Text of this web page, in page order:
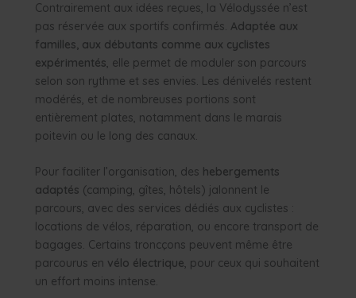
Contrairement aux idées reçues, la Vélodyssée n’est
pas réservée aux sportifs confirmés. Adaptée aux
familles, aux débutants comme aux cyclistes
expérimentés , elle permet de moduler son parcours
selon son rythme et ses envies. Les dénivelés restent
modérés, et de nombreuses portions sont
entièrement plates, notamment dans le marais
poitevin ou le long des canaux.
Pour faciliter l’organisation, des hebergements
adaptés (camping, gîtes, hôtels) jalonnent le
parcours, avec des services dédiés aux cyclistes :
locations de vélos, réparation, ou encore transport de
bagages. Certains troncçons peuvent même être
parcourus en vélo électrique, pour ceux qui souhaitent
un effort moins intense.